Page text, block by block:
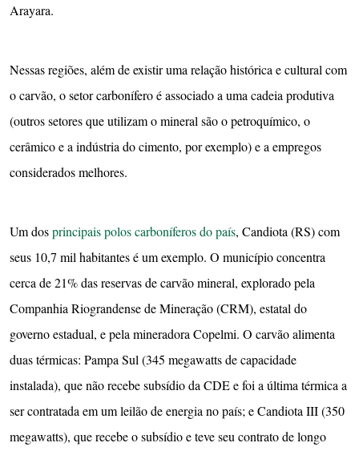
Arayara.
Nessas regiões, além de existir uma relação histórica e cultural com
o carvão, o setor carbonífero é associado a uma cadeia produtiva
(outros setores que utilizam o mineral são o petroquímico, o
cerâmico e a indústria do cimento, por exemplo) e a empregos
considerados melhores.
Um dosprincipais polos carboníferos do país, Candiota (RS) com
seus 10,7 mil habitantes é um exemplo. O município concentra
cerca de 21% das reservas de carvão mineral, explorado pela
Companhia Riograndense de Mineração (CRM), estatal do
governo estadual, e pela mineradora Copelmi. O carvão alimenta
duas térmicas: Pampa Sul (345 megawatts de capacidade
instalada), que não recebe subsídio da CDE e foi a última térmica a
ser contratada em um leilão de energia no país; e Candiota III (350
megawatts), que recebe o subsídio e teve seu contrato de longo